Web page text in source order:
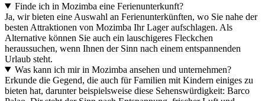
Finde ich in Mozimba eine Ferienunterkunft?
Ja, wir bieten eine Auswahl an Ferienunterkünften, wo Sie nahe der
besten Attraktionen von Mozimba Ihr Lager aufschlagen. Als
Alternative können Sie auch ein lauschigeres Fleckchen
heraussuchen, wenn Ihnen der Sinn nach einem entspannenden
Urlaub steht.
Was kann ich mir in Mozimba ansehen und unternehmen?
Erkunde die Gegend, die auch für Familien mit Kindern einiges zu
bieten hat, darunter beispielsweise diese Sehenswürdigkeit: Barco